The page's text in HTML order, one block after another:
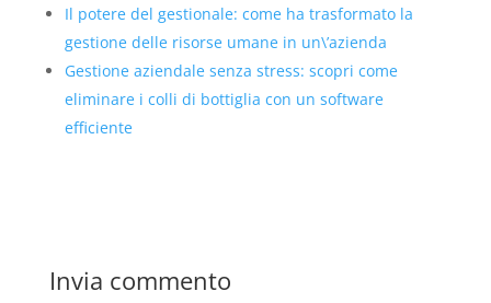
Il potere del gestionale: come ha trasformato la
gestione delle risorse umane in un\’azienda
Gestione aziendale senza stress: scopri come
eliminare i colli di bottiglia con un software
efficiente
Invia commento